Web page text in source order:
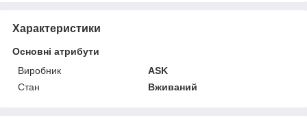
Характеристики
Основні атрибути
Виробник
ASK
Стан
Вживаний